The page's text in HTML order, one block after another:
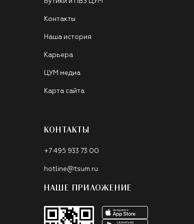
Контакты
Наша история
Карьера
ЦУМ медиа
Карта сайта
КОНТАКТЫ
+7 495 933 73 00
hotline@tsum.ru
НАШЕ ПРИЛОЖЕНИЕ